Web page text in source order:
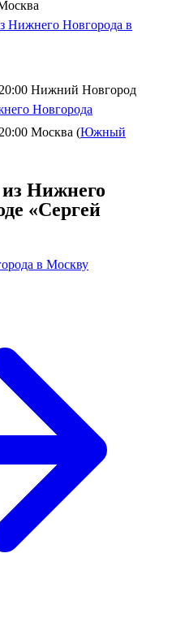
Нижнего Новгорода в
Нижний Новгород
Новгорода
Москва (Южный
Нижнего
«Сергей
в Москву